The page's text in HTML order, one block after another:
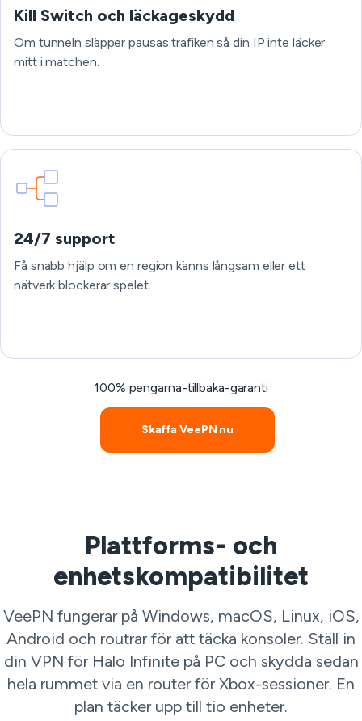
Kill Switch och läckageskydd
Om tunneln släpper pausas trafiken så din IP inte läcker
mitt i matchen.
24/7 support
Få snabb hjälp om en region känns långsam eller ett
nätverk blockerar spelet.
100% pengarna-tillbaka-garanti
Skaffa VeePN nu
Plattforms- och
enhetskompatibilitet
VeePN fungerar på Windows, macOS, Linux, iOS,
Android och routrar för att täcka konsoler. Ställ in
din VPN för Halo Infinite på PC och skydda sedan
hela rummet via en router för Xbox-sessioner. En
plan täcker upp till tio enheter.